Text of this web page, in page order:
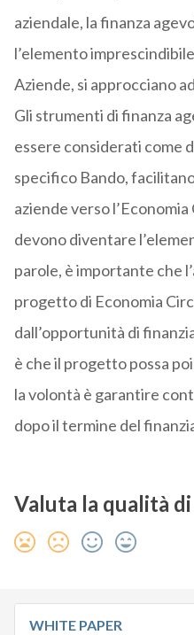
aziendale, la finanza
l’elemento
Aziende, si approcciano
Gli strumenti di finanza
essere considerati come
specifico Bando,
aziende verso
devono diventare
parole, è importante che
progetto di Economia
dall’opportunità di
è che il progetto possa
la volontà è garantire
dopo il termine del
Valuta la qualità
WHITE PAPER